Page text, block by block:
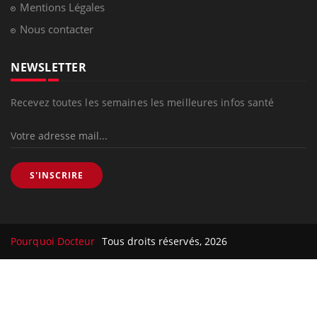
Mentions Légales
Nous contacter
NEWSLETTER
Recevez toutes les semaines les meilleures infos santé
S'INSCRIRE
Pourquoi Docteur Tous droits réservés, 2026